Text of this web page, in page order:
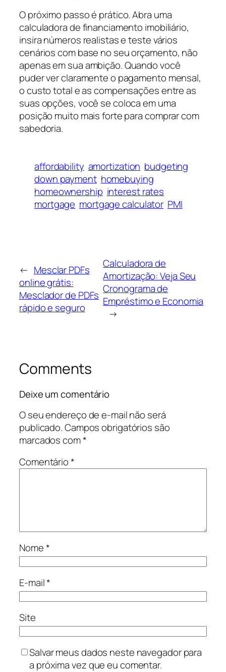
O próximo passo é prático. Abra uma
calculadora de financiamento imobiliário,
insira números realistas e teste vários
cenários com base no seu orçamento, não
apenas em sua ambição. Quando você
puder ver claramente o pagamento mensal,
o custo total e as compensações entre as
suas opções, você se coloca em uma
posição muito mais forte para comprar com
sabedoria.
affordability amortization budgeting
down payment homebuying
homeownership interest rates
mortgage mortgage calculator PMI
← Mesclar PDFs
online grátis:
Mesclador de PDFs
rápido e seguro
Calculadora de
Amortização: Veja Seu
Cronograma de
Empréstimo e Economia
→
Comments
Deixe um comentário
O seu endereço de e-mail não será
publicado.Campos obrigatórios são
marcados com*
Comentário*
Nome*
E-mail*
Site
Salvar meus dados neste navegador para
a próxima vez que eu comentar.